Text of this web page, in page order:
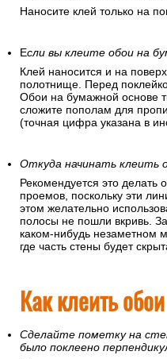
Наносите клей только на
Если вы клеите обои на
Клей наносится и на
полотнище. Перед
Обои на бумажной основе
сложите пополам для
(точная цифра указана в
Откуда начинать клеить
Рекомендуется это делать
проемов, поскольку эти
этом желательно
полосы не пошли вкривь.
каком-нибудь незаметном
где часть стены будет
Как клеить
Сделайте пометку на
было поклеено